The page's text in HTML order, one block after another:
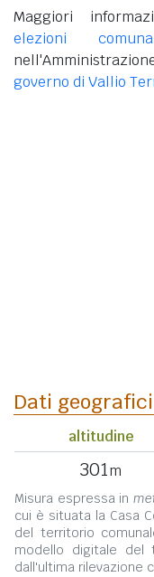
Maggiori
elezioni
governo di Vallio
Dati geografici
altitudine
301m
Misura espressa in
cui è situata la Casa
del territorio
modello digitale del
dall'ultima rilevazione